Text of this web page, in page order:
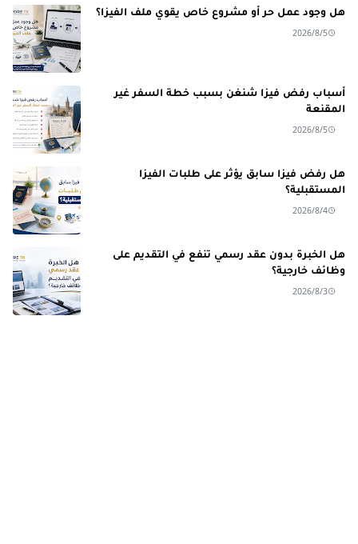
هل وجود عمل حر أو مشروع خاص يقوي ملف الفيزا؟
2026/8/5
أسباب رفض فيزا شنغن بسبب خطة السفر غير
المقنعة
2026/8/5
هل رفض فيزا سابق يؤثر على طلبات الفيزا
المستقبلية؟
2026/8/4
هل الخبرة بدون عقد رسمي تنفع في التقديم على
وظائف خارجية؟
2026/8/3